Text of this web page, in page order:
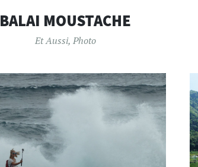
BALAI MOUSTACHE
Et Aussi, Photo